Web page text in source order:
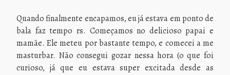
Quando finalmente encapamos, eu já estava em ponto de
bala faz tempo rs. Começamos no delicioso papai e
mamãe. Ele meteu por bastante tempo, e comecei a me
masturbar. Não consegui gozar nessa hora (o que foi
curioso, já que eu estava super excitada desde as